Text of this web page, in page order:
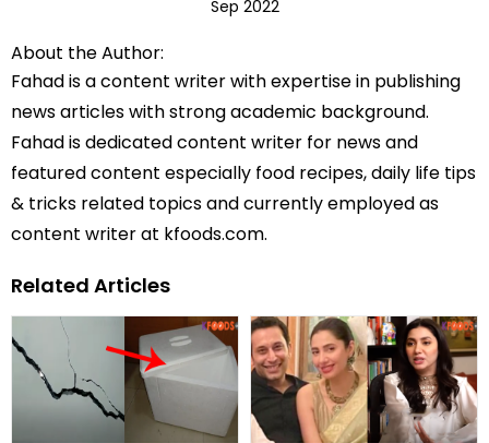
Sep 2022
About the Author:
Fahad is a content writer with expertise in publishing
news articles with strong academic background.
Fahad is dedicated content writer for news and
featured content especially food recipes, daily life tips
& tricks related topics and currently employed as
content writer at kfoods.com.
Related Articles